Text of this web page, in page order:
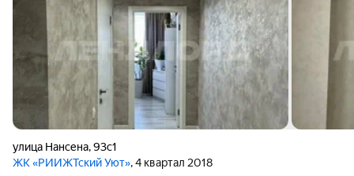
улица Нансена,93с1
ЖК «РИИЖТский Уют», 4 квартал 2018